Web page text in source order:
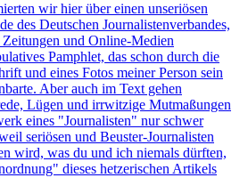
wir hier über einen unseriösen
des Deutschen Journalistenverbandes,
und Online-Medien
Pamphlet, das schon durch die
und eines Fotos meiner Person sein
Aber auch im Text gehen
Lügen und irrwitzige Mutmaßungen
eines "Journalisten" nur schwer
seriösen und Beuster-Journalisten
wird, was du und ich niemals dürften,
dieses hetzerischen Artikels